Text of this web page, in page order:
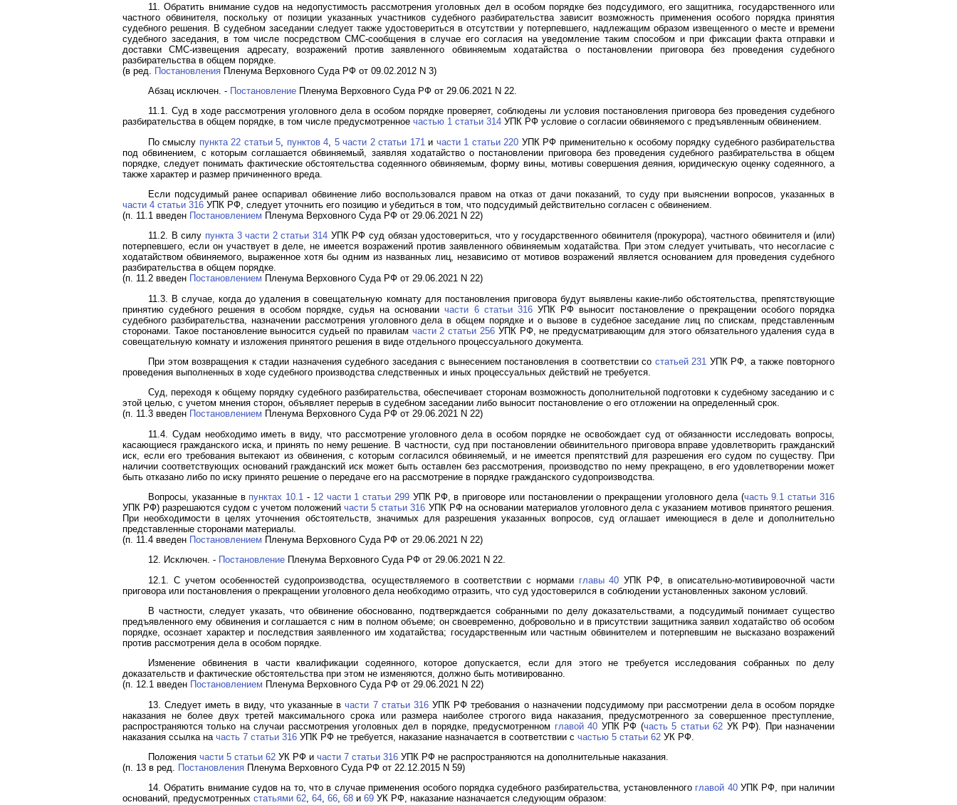
11. Обратить внимание судов на недопустимость рассмотрения уголовных дел в особом порядке без подсудимого, его защитника, государственного или
частного обвинителя, поскольку от позиции указанных участников судебного разбирательства зависит возможность применения особого порядка принятия
судебного решения. В судебном заседании следует также удостовериться в отсутствии у потерпевшего, надлежащим образом извещенного о месте и времени
судебного заседания, в том числе посредством СМС-сообщения в случае его согласия на уведомление таким способом и при фиксации факта отправки и
доставки СМС-извещения адресату, возражений против заявленного обвиняемым ходатайства о постановлении приговора без проведения судебного
разбирательства в общем порядке.
(в ред.
Постановления Пленума Верховного Суда РФ от 09.02.2012 N 3)
Абзац исключен. - Постановление Пленума Верховного Суда РФ от 29.06.2021 N 22.
11.1. Суд в ходе рассмотрения уголовного дела в особом порядке проверяет, соблюдены ли условия постановления приговора без проведения судебного
разбирательства в общем порядке, в том числе предусмотренное частью 1 статьи 314 УПК РФ условие о согласии обвиняемого с предъявленным обвинением.
По смыслу пункта 22 статьи 5 пунктов 4 5 части 2 статьи 171 и части 1 статьи 220 УПК РФ применительно к особому порядку судебного разбирательства
под обвинением, с которым соглашается обвиняемый, заявляя ходатайство о постановлении приговора без проведения судебного разбирательства в общем
порядке, следует понимать фактические обстоятельства содеянного обвиняемым, форму вины, мотивы совершения деяния, юридическую оценку содеянного, а
также характер и размер причиненного вреда.
Если подсудимый ранее оспаривал обвинение либо воспользовался правом на отказ от дачи показаний, то суду при выяснении вопросов, указанных в
части 4 статьи 316 УПК РФ, следует уточнить его позицию и убедиться в том, что подсудимый действительно согласен с обвинением.
(п. 11.1 введен Постановлением Пленума Верховного Суда РФ от 29.06.2021 N 22)
11.2. В силу пункта 3 части 2 статьи 314 УПК РФ суд обязан удостовериться, что у государственного обвинителя (прокурора), частного обвинителя и (или)
потерпевшего, если он участвует в деле, не имеется возражений против заявленного обвиняемым ходатайства. При этом следует учитывать, что несогласие с
ходатайством обвиняемого, выраженное хотя бы одним из названных лиц, независимо от мотивов возражений является основанием для проведения судебного
разбирательства в общем порядке.
(п. 11.2 введен Постановлением Пленума Верховного Суда РФ от 29.06.2021 N 22)
11.3. В случае, когда до удаления в совещательную комнату для постановления приговора будут выявлены какие-либо обстоятельства, препятствующие
принятию судебного решения в особом порядке, судья на основаниичасти 6 статьи 316УПК РФ выносит постановление о прекращении особого порядка
судебного разбирательства, назначении рассмотрения уголовного дела в общем порядке и о вызове в судебное заседание лиц по спискам, представленным
сторонами. Такое постановление выносится судьей по правилам части 2 статьи 256 УПК РФ, не предусматривающим для этого обязательного удаления суда в
совещательную комнату и изложения принятого решения в виде отдельного процессуального документа.
При этом возвращения к стадии назначения судебного заседания с вынесением постановления в соответствии со статьей 231 УПК РФ, а также повторного
проведения выполненных в ходе судебного производства следственных и иных процессуальных действий не требуется.
Суд, переходя к общему порядку судебного разбирательства, обеспечивает сторонам возможность дополнительной подготовки к судебному заседанию и с
этой целью, с учетом мнения сторон, объявляет перерыв в судебном заседании либо выносит постановление о его отложении на определенный срок.
(п. 11.3 введен Постановлением Пленума Верховного Суда РФ от 29.06.2021 N 22)
11.4. Судам необходимо иметь в виду, что рассмотрение уголовного дела в особом порядке не освобождает суд от обязанности исследовать вопросы,
касающиеся гражданского иска, и принять по нему решение. В частности, суд при постановлении обвинительного приговора вправе удовлетворить гражданский
иск, если его требования вытекают из обвинения, с которым согласился обвиняемый, и не имеется препятствий для разрешения его судом по существу. При
наличии соответствующих оснований гражданский иск может быть оставлен без рассмотрения, производство по нему прекращено, в его удовлетворении может
быть отказано либо по иску принято решение о передаче его на рассмотрение в порядке гражданского судопроизводства.
Вопросы, указанные в пунктах 10.1 - 12 части 1 статьи 299УПК РФ, в приговоре или постановлении о прекращении уголовного дела (часть 9.1 статьи 316
УПК РФ) разрешаются судом с учетом положенийчасти 5 статьи 316 УПК РФ на основании материалов уголовного дела с указанием мотивов принятого решения.
При необходимости в целях уточнения обстоятельств, значимых для разрешения указанных вопросов, суд оглашает имеющиеся в деле и дополнительно
представленные сторонами материалы.
(п. 11.4 введен Постановлением Пленума Верховного Суда РФ от 29.06.2021 N 22)
12. Исключен. - Постановление Пленума Верховного Суда РФ от 29.06.2021 N 22.
12.1. С учетом особенностей судопроизводства, осуществляемого в соответствии с нормами главы 40 УПК РФ, в описательно-мотивировочной части
приговора или постановления о прекращении уголовного дела необходимо отразить, что суд удостоверился в соблюдении установленных законом условий.
В частности, следует указать, что обвинение обоснованно, подтверждается собранными по делу доказательствами, а подсудимый понимает существо
предъявленного ему обвинения и соглашается с ним в полном объеме; он своевременно, добровольно и в присутствии защитника заявил ходатайство об особом
порядке, осознает характер и последствия заявленного им ходатайства; государственным или частным обвинителем и потерпевшим не высказано возражений
против рассмотрения дела в особом порядке.
Изменение обвинения в части квалификации содеянного, которое допускается, если для этого не требуется исследования собранных по делу
доказательств и фактические обстоятельства при этом не изменяются, должно быть мотивированно.
(п. 12.1 введен Постановлением Пленума Верховного Суда РФ от 29.06.2021 N 22)
13. Следует иметь в виду, что указанные вчасти 7 статьи 316УПК РФ требования о назначении подсудимому при рассмотрении дела в особом порядке
наказания не более двух третей максимального срока или размера наиболее строгого вида наказания, предусмотренного за совершенное преступление,
распространяются только на случаи рассмотрения уголовных дел в порядке, предусмотренном главой 40 УПК РФ (часть 5 статьи 62 УК РФ). При назначении
наказания ссылка на часть 7 статьи 316 УПК РФ не требуется, наказание назначается в соответствии с частью 5 статьи 62 УК РФ.
Положения части 5 статьи 62 УК РФ и части 7 статьи 316 УПК РФ не распространяются на дополнительные наказания.
(п. 13 в ред. Постановления Пленума Верховного Суда РФ от 22.12.2015 N 59)
14. Обратить внимание судов на то, что в случае применения особого порядка судебного разбирательства, установленного главой 40УПК РФ, при наличии
оснований, предусмотренных статьями 62, 64, 66, 68 и 69 УК РФ, наказание назначается следующим образом: